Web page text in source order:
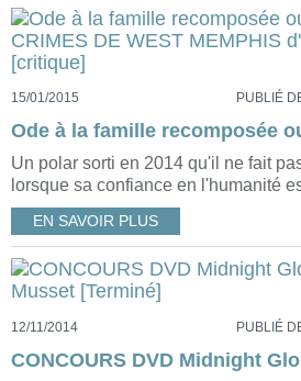
15/01/2015 PUBLIÉ
Un polar sorti en 2014 qu'il ne fait
lorsque sa confiance en l'humanité
EN SAVOIR PLUS
12/11/2014 PUBLIÉ